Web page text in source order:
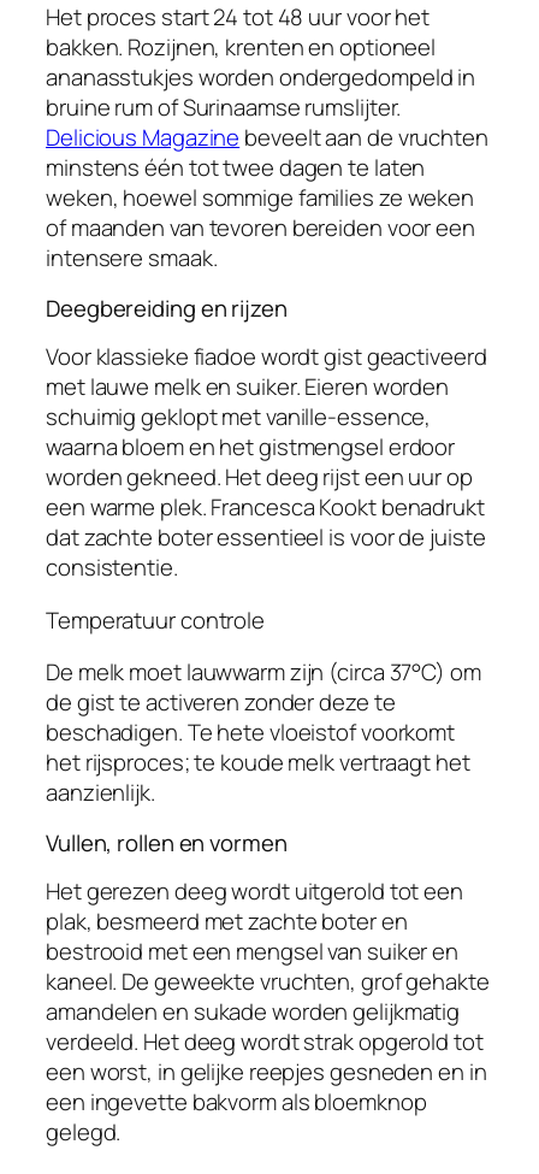
Het proces start 24 tot 48 uur voor het
bakken. Rozijnen, krenten en optioneel
ananasstukjes worden ondergedompeld in
bruine rum of Surinaamse rumslijter.
Delicious Magazine beveelt aan de vruchten
minstens één tot twee dagen te laten
weken, hoewel sommige families ze weken
of maanden van tevoren bereiden voor een
intensere smaak.
Deegbereiding en rijzen
Voor klassieke fiadoe wordt gist geactiveerd
met lauwe melk en suiker. Eieren worden
schuimig geklopt met vanille-essence,
waarna bloem en het gistmengsel erdoor
worden gekneed. Het deeg rijst een uur op
een warme plek. Francesca Kookt benadrukt
dat zachte boter essentieel is voor de juiste
consistentie.
Temperatuur controle
De melk moet lauwwarm zijn (circa 37°C) om
de gist te activeren zonder deze te
beschadigen. Te hete vloeistof voorkomt
het rijsproces; te koude melk vertraagt het
aanzienlijk.
Vullen, rollen en vormen
Het gerezen deeg wordt uitgerold tot een
plak, besmeerd met zachte boter en
bestrooid met een mengsel van suiker en
kaneel. De geweekte vruchten, grof gehakte
amandelen en sukade worden gelijkmatig
verdeeld. Het deeg wordt strak opgerold tot
een worst, in gelijke reepjes gesneden en in
een ingevette bakvorm als bloemknop
gelegd.